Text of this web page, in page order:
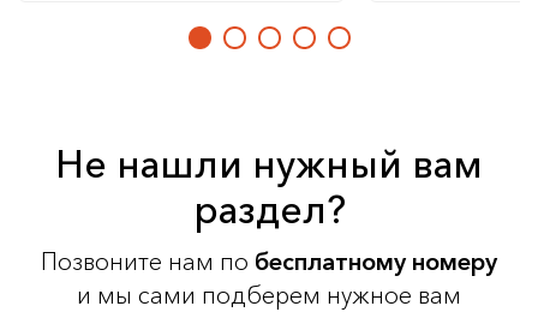
Не нашли нужный вам
раздел?
Позвоните нам по бесплатному номеру
и мы сами подберем нужное вам